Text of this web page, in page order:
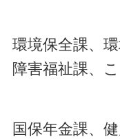
生活
環境保全課、
障害福祉課、
高齢
国保年金課、